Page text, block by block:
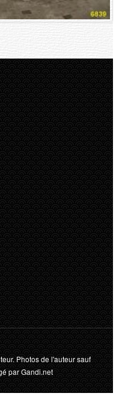
Photos de l'auteur sauf
par Gandi.net